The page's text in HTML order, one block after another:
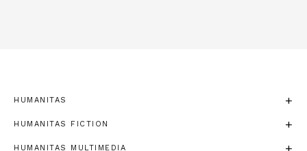
HUMANITAS
HUMANITAS FICTION
HUMANITAS MULTIMEDIA